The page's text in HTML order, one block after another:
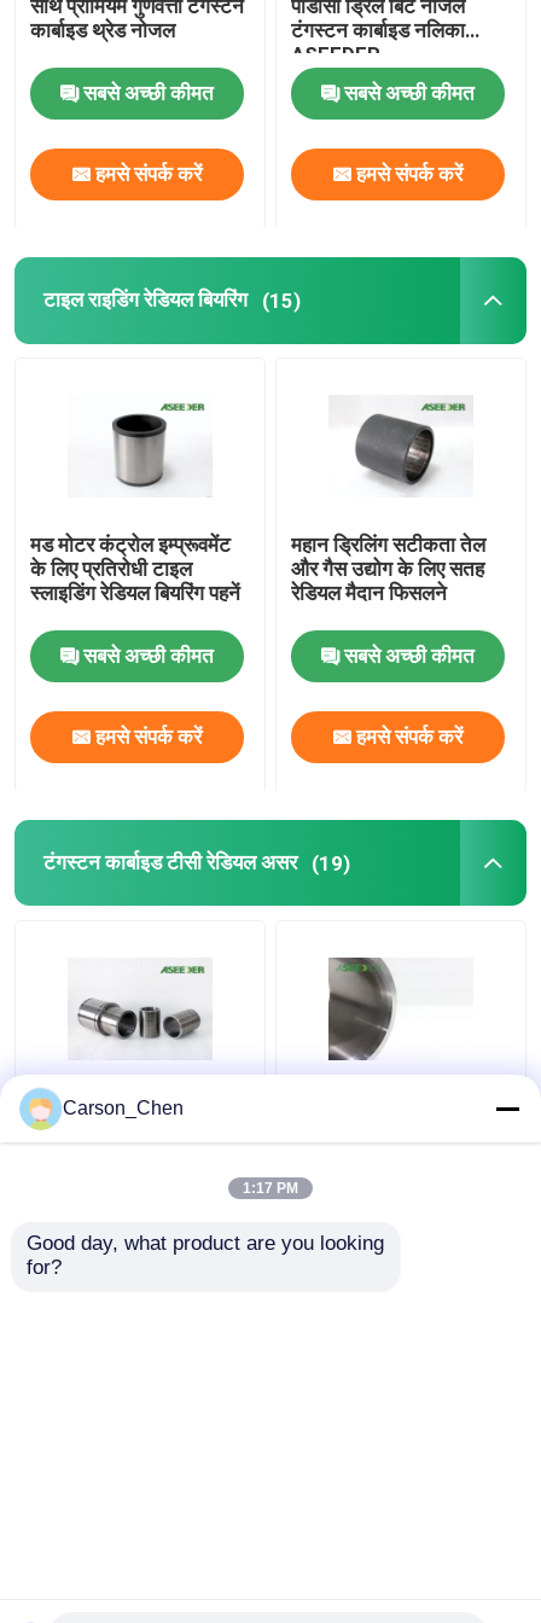
साथ प्रीमियम गुणवत्ता टंगस्टन
कार्बाइड थ्रेड नोजल
सबसे अच्छी कीमत
हमसे संपर्क करें
पीडीसी ड्रिल बिट नोजल
टंगस्टन कार्बाइड नलिका
ASEEDER
सबसे अच्छी कीमत
हमसे संपर्क करें
टाइल राइडिंग रेडियल बियरिंग (15)
मड मोटर कंट्रोल इम्प्रूवमेंट
के लिए प्रतिरोधी टाइल
स्लाइडिंग रेडियल बियरिंग पहनें
सबसे अच्छी कीमत
हमसे संपर्क करें
महान ड्रिलिंग सटीकता तेल
और गैस उद्योग के लिए सतह
रेडियल मैदान फिसलने
सबसे अच्छी कीमत
हमसे संपर्क करें
टंगस्टन कार्बाइड टीसी रेडियल असर (19)
उत्कृष्ट पहनने के प्रतिरोध
टंगस्टन कार्बाइड टीसी रेडियल
Carson_Chen
1:17 PM
Good day, what product are you looking
for?